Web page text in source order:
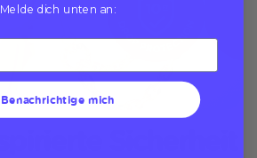
Melde dich unten an:
Benachrichtige mich